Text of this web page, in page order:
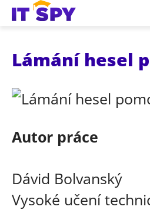
Lámání hesel
Autor práce
Dávid Bolvanský
Vysoké učení